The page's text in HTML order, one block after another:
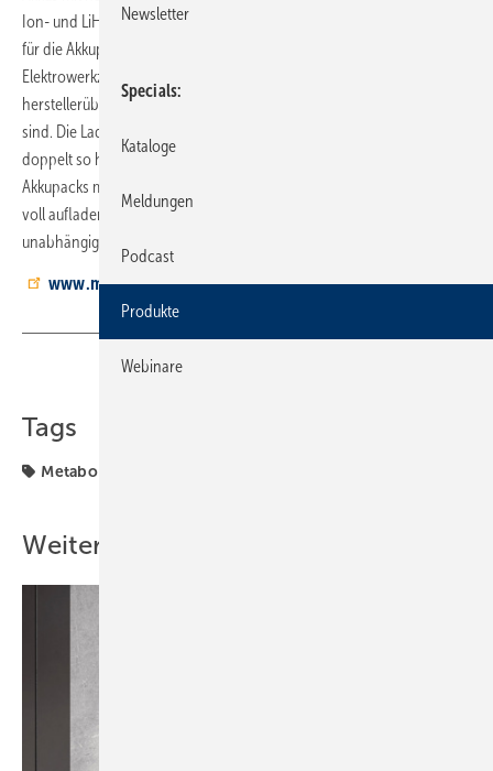
Ion- und LiHD-Akkupacks von 12 bis 36 V verwendet werden. Das gilt
für die Akkupacks von Metabo genauso wie für die der weiteren
Elektrowerkzeug- und Maschinenhersteller, die Teil des
herstellerübergreifenden Akkusystems Cordless Alliance System (CAS)
sind. Die Ladeleistung des ASC 145 Duo ist laut Hersteller mehr als
doppelt so hoch wie bei einem Standard-Schnelllader: Zwei 18-V-
Akkupacks mit je 8,0 Ah Kapazität sollen das Gerät in nur einer Stunde
voll aufladen. Beide Plätze der neuen Ladestation funktionieren
unabhängig voneinander und laden jeweils mit voller Leistung.
www.metabo.com
Teilen
Tags
Metabo
Weitere Inhalte
Newsletter
Specials
Kataloge
Meldungen
Podcast
Produkte
Webinare